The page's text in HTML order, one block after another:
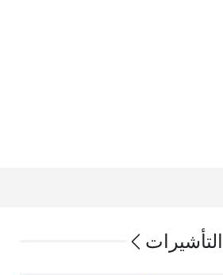
التأشيرات